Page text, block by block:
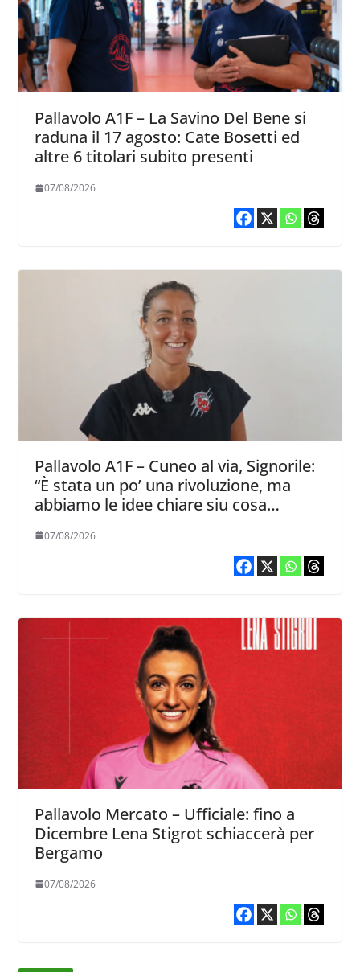
Pallavolo A1F – La Savino Del Bene si
raduna il 17 agosto: Cate Bosetti ed
altre 6 titolari subito presenti
07/08/2026
Pallavolo A1F – Cuneo al via, Signorile:
“È stata un po’ una rivoluzione, ma
abbiamo le idee chiare siu cosa
07/08/2026
Pallavolo Mercato – Ufficiale: fino a
Dicembre Lena Stigrot schiaccerà per
Bergamo
07/08/2026